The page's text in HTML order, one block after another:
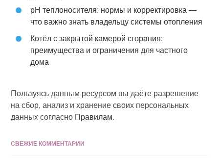
pH теплоносителя: нормы и корректировка —
что важно знать владельцу системы отопления
Котёл с закрытой камерой сгорания:
преимущества и ограничения для частного
дома
Пользуясь данным ресурсом вы даёте разрешение
на сбор, анализ и хранение своих персональных
данных согласно Правилам.
СВЕЖИЕ КОММЕНТАРИИ